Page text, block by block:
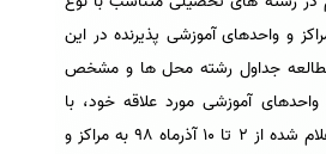
و واحدهای آموزشی پذیرنده در این
مطالعه جداول رشته محل ها و مشخص
آموزشی مورد علاقه خود، با
همراه داشتن مدارک اعلام شده از 2 تا 10 آذرماه 98 به مراکز و